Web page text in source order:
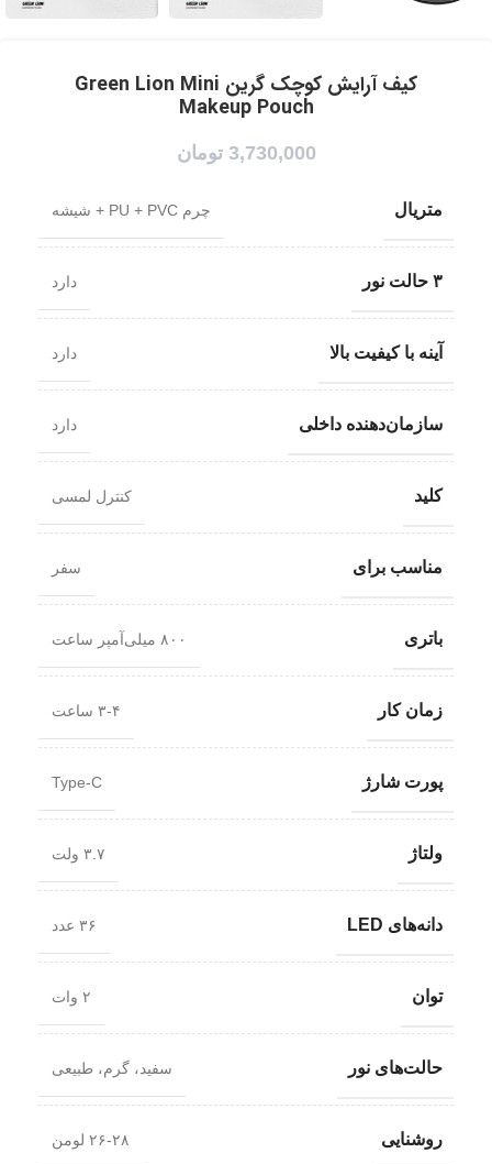
کیف آرایش کوچک گرین Green Lion Mini
Makeup Pouch
3,730,000 تومان
متریال چرم PU + PVC + شیشه
۳ حالت نور دارد
آینه با کیفیت بالا دارد
سازمان‌دهنده داخلی دارد
کلید کنترل لمسی
مناسب برای سفر
باتری ۸۰۰ میلی‌آمپر ساعت
زمان کار ۳-۴ ساعت
پورت شارژ Type-C
ولتاژ ۳.۷ ولت
دانه‌های LED ۳۶ عدد
توان ۲ وات
حالت‌های نور سفید، گرم، طبیعی
روشنایی ۲۶-۲۸ لومن